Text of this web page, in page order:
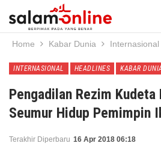
Home Kabar Dunia Internasional
INTERNASIONAL HEADLINES KABAR
Pengadilan Rezim
Seumur Hidup Pemimpin
Terakhir Diperbaru 16 Apr 2018 06:18